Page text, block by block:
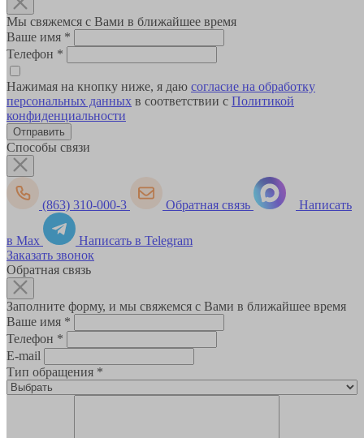
Мы свяжемся с Вами в ближайшее время
Ваше имя *
Телефон *
Нажимая на кнопку ниже, я даю согласие на обработку
персональных данных в соответствии с Политикой
конфиденциальности
Способы связи
(863) 310-000-3 Обратная связь Написать
в Max
Написать в Telegram
Заказать звонок
Обратная связь
Заполните форму, и мы свяжемся с Вами в ближайшее время
Ваше имя *
Телефон *
E-mail
Тип обращения *